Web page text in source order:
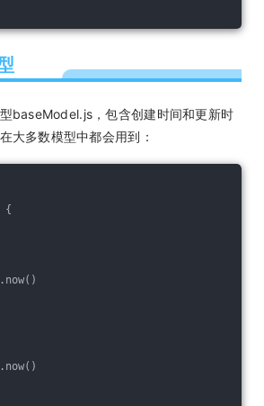
baseModel.js，包含创建时间和更新时
大多数模型中都会用到：
{
.now()
.now()